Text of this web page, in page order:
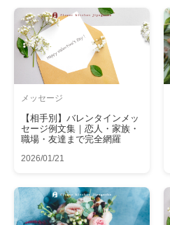
メッセージ
【相手別】バレンタインメッ
セージ例文集｜恋人・家族・
職場・友達まで完全網羅
2026/01/21